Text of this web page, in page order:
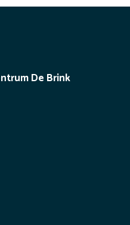
De Brink